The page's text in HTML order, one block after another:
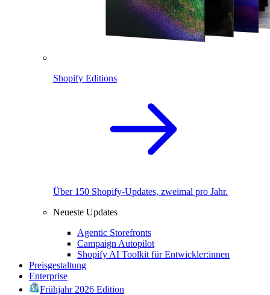
Shopify Editions
Über 150 Shopify-Updates, zweimal pro Jahr.
Neueste Updates
Agentic Storefronts
Campaign Autopilot
Shopify AI Toolkit für Entwickler:innen
Preisgestaltung
Enterprise
Frühjahr 2026 Edition